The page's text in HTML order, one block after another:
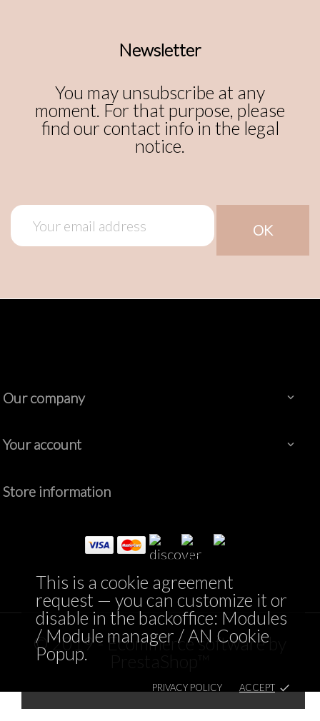
This is a cookie agreement
request — you can customize it or
disable in the backoffice: Modules
/ Module manager / AN Cookie
Popup.
PRIVACY POLICY ACCEPT done
Newsletter
You may unsubscribe at any
moment. For that purpose, please
find our contact info in the legal
notice.
Our company 
Your account 
Store information
© 2019 - Ecommerce software by